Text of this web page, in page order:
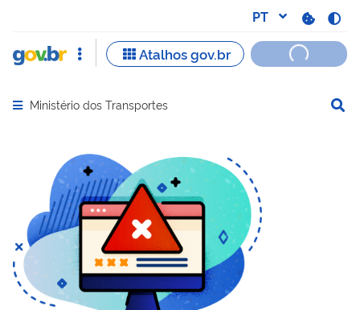
Abrir menu principal de navegação
Ministério dos Transportes